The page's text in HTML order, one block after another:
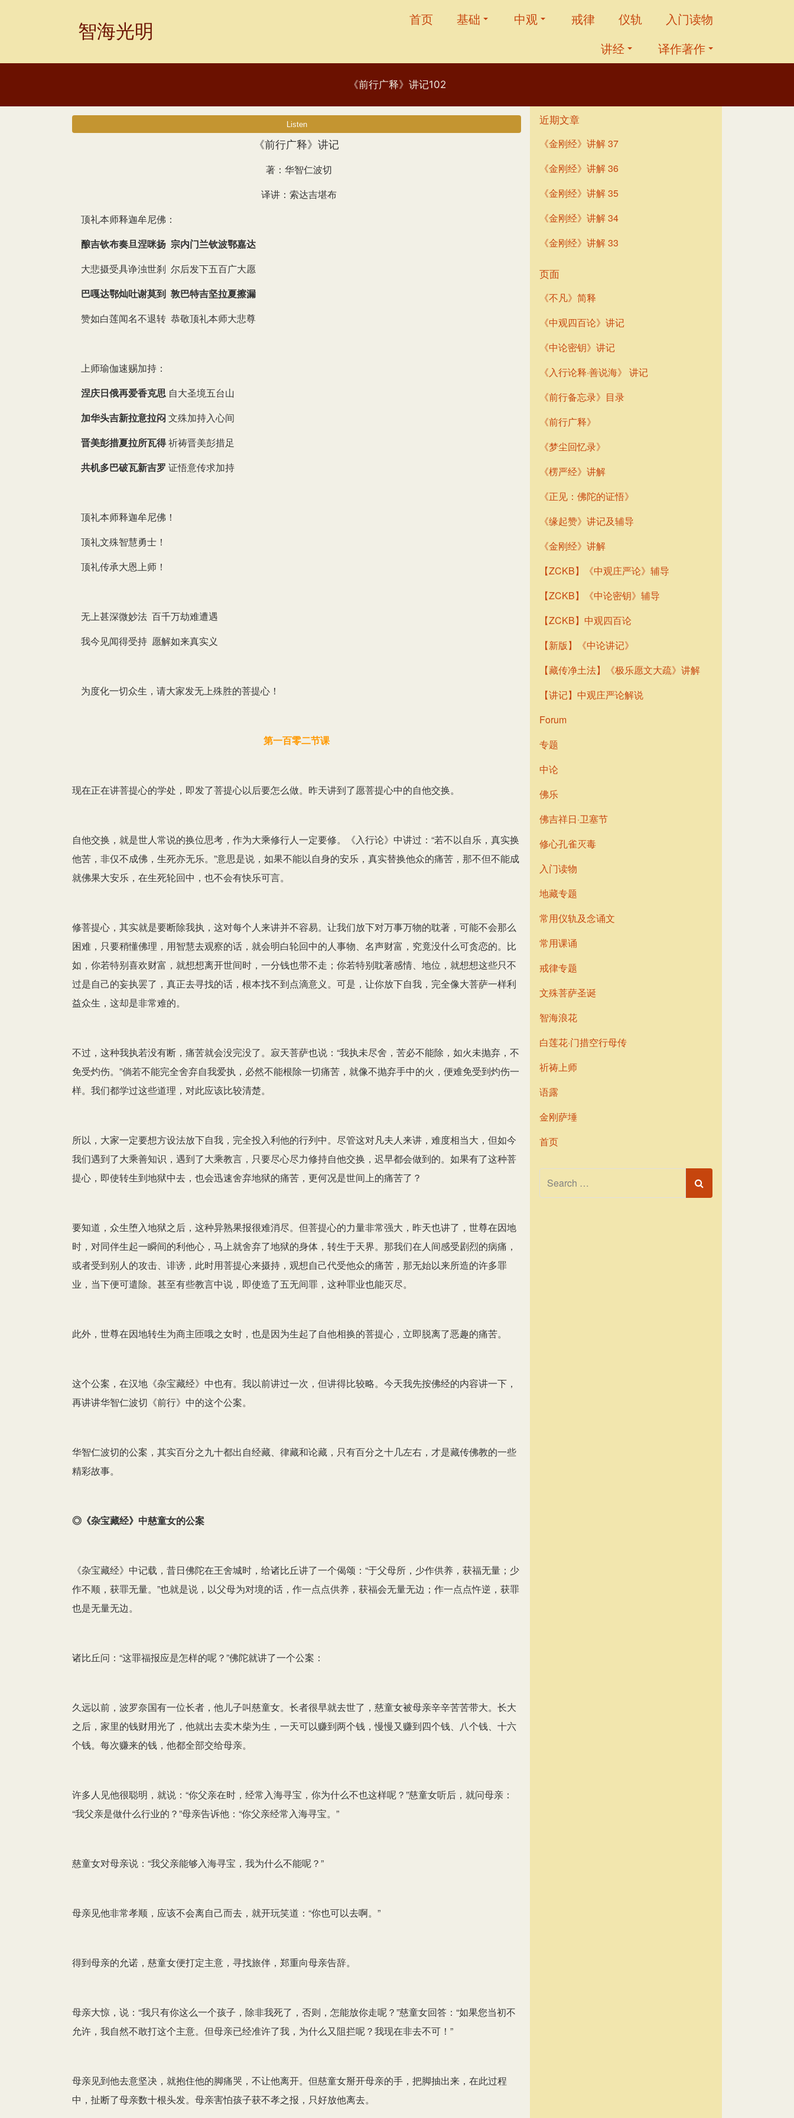
智海光明 首页 基础 中观 戒律 仪轨
入门读物
讲经
译作著作
《前行广释》讲记102
《前行广释》讲记
著：华智仁波切
译讲：索达吉堪布
顶礼本师释迦牟尼佛：
酿吉钦布奏旦涅咪扬 宗内门兰钦波鄂嘉达
大悲摄受具诤浊世刹 尔后发下五百广大愿
巴嘎达鄂灿吐谢莫到 敦巴特吉坚拉夏擦漏
赞如白莲闻名不退转 恭敬顶礼本师大悲尊
上师瑜伽速赐加持：
涅庆日俄再爱香克思 自大圣境五台山
加华头吉新拉意拉闷 文殊加持入心间
晋美彭措夏拉所瓦得祈祷晋美彭措足
共机多巴破瓦新吉罗 证悟意传求加持
顶礼本师释迦牟尼佛！
顶礼文殊智慧勇士！
顶礼传承大恩上师！
无上甚深微妙法 百千万劫难遭遇
我今见闻得受持 愿解如来真实义
为度化一切众生，请大家发无上殊胜的菩提心！
第一百零二节课
现在正在讲菩提心的学处，即发了菩提心以后要怎么做。昨天讲到了愿菩提心中的自他交换。
自他交换，就是世人常说的换位思考，作为大乘修行人一定要修。《入行论》中讲过：“若不以自乐，真实换
他苦，非仅不成佛，生死亦无乐。”意思是说，如果不能以自身的安乐，真实替换他众的痛苦，那不但不能成
就佛果大安乐，在生死轮回中，也不会有快乐可言。
修菩提心，其实就是要断除我执，这对每个人来讲并不容易。让我们放下对万事万物的耽著，可能不会那么
困难，只要稍懂佛理，用智慧去观察的话，就会明白轮回中的人事物、名声财富，究竟没什么可贪恋的。比
如，你若特别喜欢财富，就想想离开世间时，一分钱也带不走；你若特别耽著感情、地位，就想想这些只不
过是自己的妄执罢了，真正去寻找的话，根本找不到点滴意义。可是，让你放下自我，完全像大菩萨一样利
益众生，这却是非常难的。
不过，这种我执若没有断，痛苦就会没完没了。寂天菩萨也说：“我执未尽舍，苦必不能除，如火未抛弃，不
免受灼伤。”倘若不能完全舍弃自我爱执，必然不能根除一切痛苦，就像不抛弃手中的火，便难免受到灼伤一
样。我们都学过这些道理，对此应该比较清楚。
所以，大家一定要想方设法放下自我，完全投入利他的行列中。尽管这对凡夫人来讲，难度相当大，但如今
我们遇到了大乘善知识，遇到了大乘教言，只要尽心尽力修持自他交换，迟早都会做到的。如果有了这种菩
提心，即使转生到地狱中去，也会迅速舍弃地狱的痛苦，更何况是世间上的痛苦了？
要知道，众生堕入地狱之后，这种异熟果报很难消尽。但菩提心的力量非常强大，昨天也讲了，世尊在因地
时，对同伴生起一瞬间的利他心，马上就舍弃了地狱的身体，转生于天界。那我们在人间感受剧烈的病痛，
或者受到别人的攻击、诽谤，此时用菩提心来摄持，观想自己代受他众的痛苦，那无始以来所造的许多罪
业，当下便可遣除。甚至有些教言中说，即使造了五无间罪，这种罪业也能灭尽。
此外，世尊在因地转生为商主匝哦之女时，也是因为生起了自他相换的菩提心，立即脱离了恶趣的痛苦。
这个公案，在汉地《杂宝藏经》中也有。我以前讲过一次，但讲得比较略。今天我先按佛经的内容讲一下，
再讲讲华智仁波切《前行》中的这个公案。
华智仁波切的公案，其实百分之九十都出自经藏、律藏和论藏，只有百分之十几左右，才是藏传佛教的一些
精彩故事。
◎《杂宝藏经》中慈童女的公案
《杂宝藏经》中记载，昔日佛陀在王舍城时，给诸比丘讲了一个偈颂：“于父母所，少作供养，获福无量；少
作不顺，获罪无量。”也就是说，以父母为对境的话，作一点点供养，获福会无量无边；作一点点忤逆，获罪
也是无量无边。
诸比丘问：“这罪福报应是怎样的呢？”佛陀就讲了一个公案：
久远以前，波罗奈国有一位长者，他儿子叫慈童女。长者很早就去世了，慈童女被母亲辛辛苦苦带大。长大
之后，家里的钱财用光了，他就出去卖木柴为生，一天可以赚到两个钱，慢慢又赚到四个钱、八个钱、十六
个钱。每次赚来的钱，他都全部交给母亲。
许多人见他很聪明，就说：“你父亲在时，经常入海寻宝，你为什么不也这样呢？”慈童女听后，就问母亲：
“我父亲是做什么行业的？”母亲告诉他：“你父亲经常入海寻宝。”
慈童女对母亲说：“我父亲能够入海寻宝，我为什么不能呢？”
母亲见他非常孝顺，应该不会离自己而去，就开玩笑道：“你也可以去啊。”
得到母亲的允诺，慈童女便打定主意，寻找旅伴，郑重向母亲告辞。
母亲大惊，说：“我只有你这么一个孩子，除非我死了，否则，怎能放你走呢？”慈童女回答：“如果您当初不
允许，我自然不敢打这个主意。但母亲已经准许了我，为什么又阻拦呢？我现在非去不可！”
母亲见到他去意坚决，就抱住他的脚痛哭，不让他离开。但慈童女掰开母亲的手，把脚抽出来，在此过程
中，扯断了母亲数十根头发。母亲害怕孩子获不孝之报，只好放他离去。
近期文章
《金刚经》讲解 37
《金刚经》讲解 36
《金刚经》讲解 35
《金刚经》讲解 34
《金刚经》讲解 33
页面
《不凡》简释
《中观四百论》讲记
《中论密钥》讲记
《入行论释·善说海》 讲记
《前行备忘录》目录
《前行广释》
《梦尘回忆录》
《楞严经》讲解
《正见：佛陀的证悟》
《缘起赞》讲记及辅导
《金刚经》讲解
【ZCKB】《中观庄严论》辅导
【ZCKB】《中论密钥》辅导
【ZCKB】中观四百论
【新版】《中论讲记》
【藏传净土法】《极乐愿文大疏》讲解
【讲记】中观庄严论解说
Forum
专题
中论
佛乐
佛吉祥日·卫塞节
修心孔雀灭毒
入门读物
地藏专题
常用仪轨及念诵文
常用课诵
戒律专题
文殊菩萨圣诞
智海浪花
白莲花·门措空行母传
祈祷上师
语露
金刚萨埵
首页